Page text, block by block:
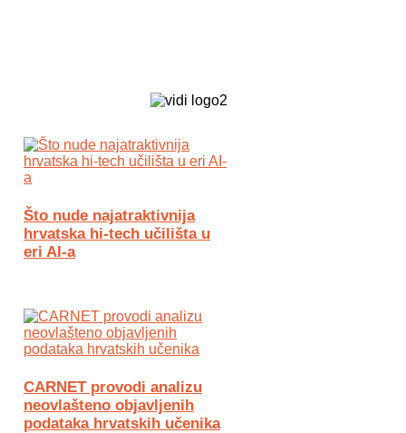
Što nude najatraktivnija
hrvatska hi-tech učilišta u
eri AI-a
CARNET provodi analizu
neovlašteno objavljenih
podataka hrvatskih učenika